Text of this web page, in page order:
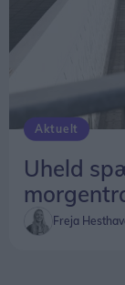
Aktuelt
Uheld
Freja